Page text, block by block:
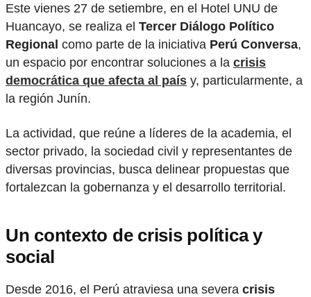
Este vienes 27 de setiembre, en el Hotel UNU de
Huancayo, se realiza el Tercer Diálogo Político
Regional como parte de la iniciativa Perú Conversa,
un espacio por encontrar soluciones a la crisis
democrática que afecta al país y, particularmente, a
la región Junín.
La actividad, que reúne a líderes de la academia, el
sector privado, la sociedad civil y representantes de
diversas provincias, busca delinear propuestas que
fortalezcan la gobernanza y el desarrollo territorial.
Un contexto de crisis política y
social
Desde 2016, el Perú atraviesa una severa crisis